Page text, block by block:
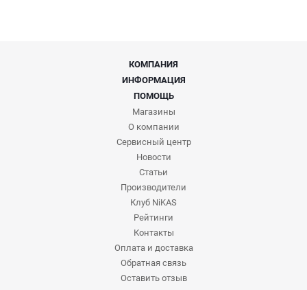
КОМПАНИЯ
ИНФОРМАЦИЯ
ПОМОЩЬ
Магазины
О компании
Сервисный центр
Новости
Статьи
Производители
Клуб NiKAS
Рейтинги
Контакты
Оплата и доставка
Обратная связь
Оставить отзыв